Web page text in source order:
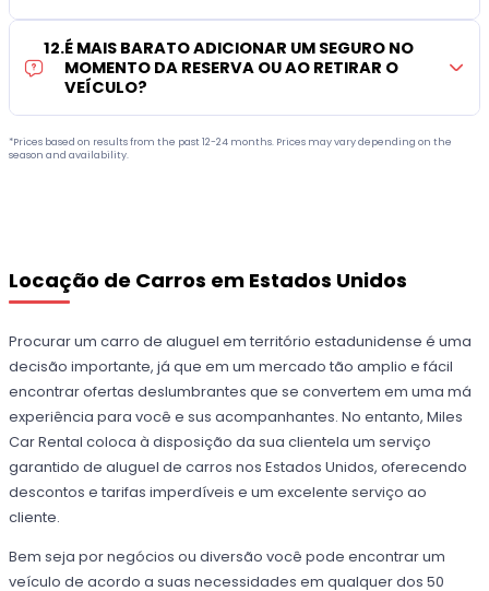
12.É MAIS BARATO ADICIONAR UM SEGURO NO
MOMENTO DA RESERVA OU AO RETIRAR O
VEÍCULO?
*Prices based on results from the past 12-24 months. Prices may vary depending on the
season and availability.
Locação de Carros em Estados Unidos
Procurar um carro de aluguel em território estadunidense é uma
decisão importante, já que em um mercado tão amplio e fácil
encontrar ofertas deslumbrantes que se convertem em uma má
experiência para você e sus acompanhantes. No entanto, Miles
Car Rental coloca à disposição da sua clientela um serviço
garantido de aluguel de carros nos Estados Unidos, oferecendo
descontos e tarifas imperdíveis e um excelente serviço ao
cliente.
Bem seja por negócios ou diversão você pode encontrar um
veículo de acordo a suas necessidades em qualquer dos 50